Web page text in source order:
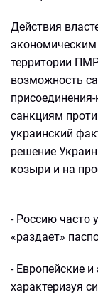
Действия
территории
возможность
санкциям
украинский
решение
козыри и на
- Россию часто
«раздает»
- Европейские
характеризуя